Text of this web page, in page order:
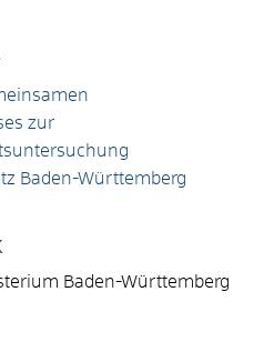
zur
Baden-Württemberg
Baden-Württemberg